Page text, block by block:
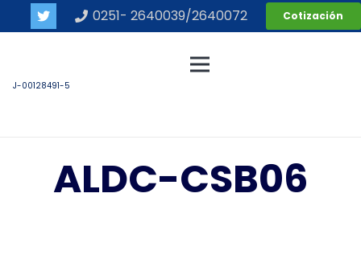
0251- 2640039/2640072 Cotización
J-00128491-5
ALDC-CSB06